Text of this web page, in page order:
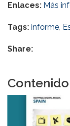
Enlaces: Más
Tags: informe,
Share: